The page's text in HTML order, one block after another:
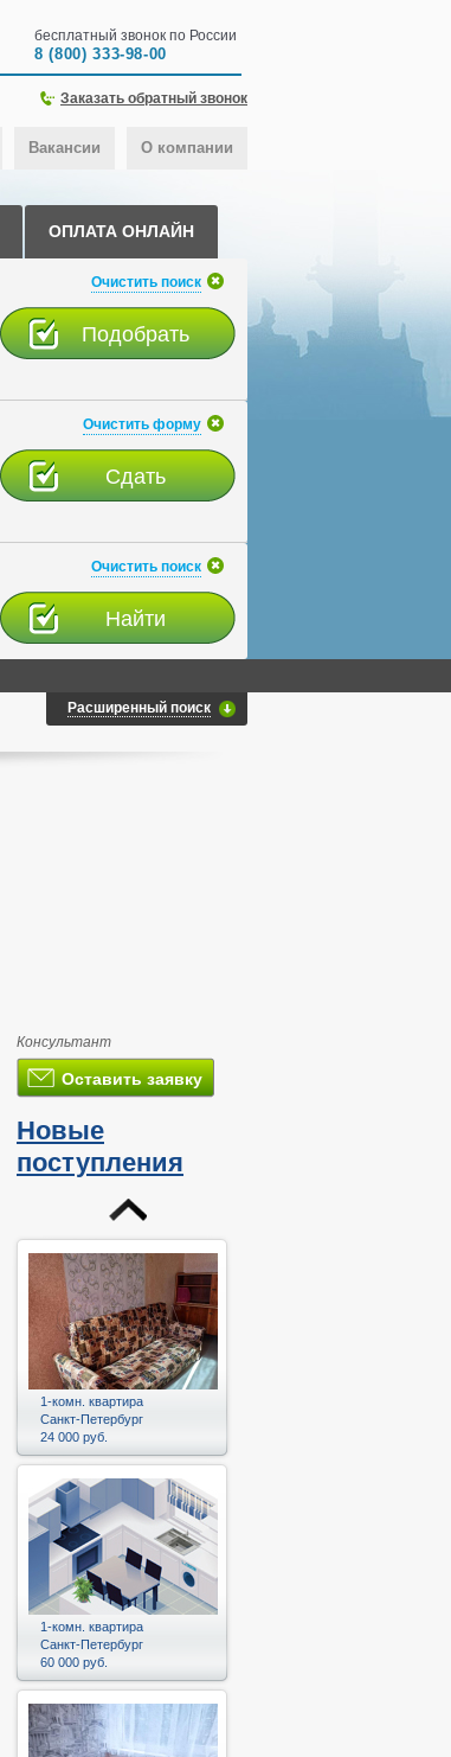
бесплатный звонок по России
8 (800) 333-98-00
Заказать обратный звонок
Вакансии О компании
ОПЛАТА ОНЛАЙН
Очистить поиск
Очистить форму
Очистить поиск
Расширенный поиск
Консультант
Оставить заявку
Новые
поступления
1-комн. квартира
Санкт-Петербург
24 000 руб.
1-комн. квартира
Санкт-Петербург
60 000 руб.